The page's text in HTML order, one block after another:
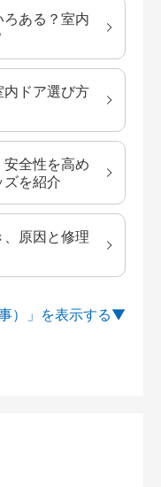
ろある？室内
ドア選び方
全性を高め
ズを紹介
原因と修理
）」を